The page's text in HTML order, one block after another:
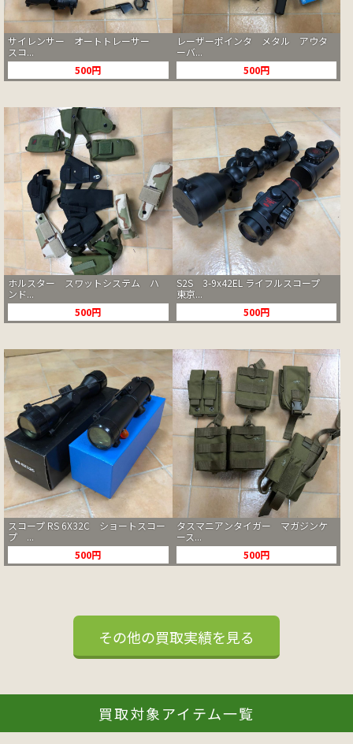
サイレンサー オートトレーサー
スコ...
500円
レーザーポインタ メタル アウタ
ーバ...
500円
ホルスター スワットシステム ハ
ンド...
500円
S2S 3-9x42EL ライフルスコープ
東京...
500円
スコープ RS 6X32C ショートスコー
プ ...
500円
タスマニアンタイガー マガジンケ
ース...
500円
その他の買取実績を見る
買取対象アイテム一覧